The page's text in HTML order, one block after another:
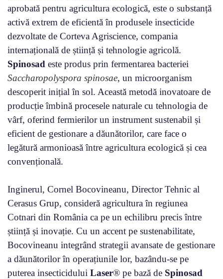
aprobată pentru agricultura ecologică, este o substanță
activă extrem de eficientă în produsele insecticide
dezvoltate de Corteva Agriscience, compania
internațională de știință și tehnologie agricolă.
Spinosad este produs prin fermentarea bacteriei
Saccharopolyspora spinosae, un microorganism
descoperit inițial în sol. Această metodă inovatoare de
producție îmbină procesele naturale cu tehnologia de
vârf, oferind fermierilor un instrument sustenabil și
eficient de gestionare a dăunătorilor, care face o
legătură armonioasă între agricultura ecologică și cea
convențională.
Inginerul, Cornel Bocovineanu, Director Tehnic al
Cerasus Grup, consideră agricultura în regiunea
Cotnari din România ca pe un echilibru precis între
știință și inovație. Cu un accent pe sustenabilitate,
Bocovineanu integrând strategii avansate de gestionare
a dăunătorilor în operațiunile lor, bazându-se pe
puterea insecticidului Laser® pe bază de Spinosad